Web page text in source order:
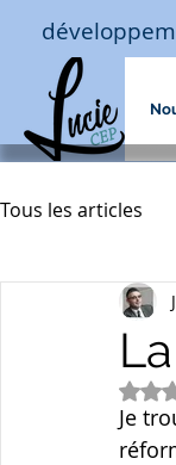
Tous les articles
Macro-
assurances
Je